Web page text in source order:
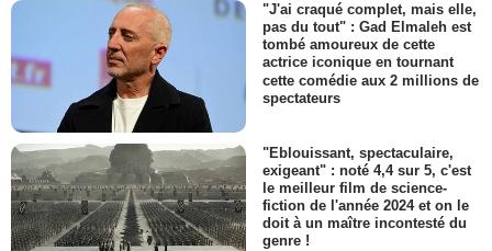
"J'ai craqué complet, mais elle,
pas du tout" : Gad Elmaleh est
tombé amoureux de cette
actrice iconique en tournant
cette comédie aux 2 millions de
spectateurs
"Eblouissant, spectaculaire,
exigeant" : noté 4,4 sur 5, c'est
le meilleur film de science-
fiction de l'année 2024 et on le
doit à un maître incontesté du
genre !